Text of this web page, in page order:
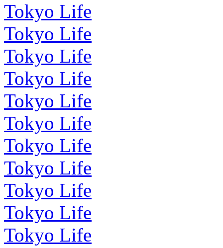
Tokyo Life
Tokyo Life
Tokyo Life
Tokyo Life
Tokyo Life
Tokyo Life
Tokyo Life
Tokyo Life
Tokyo Life
Tokyo Life
Tokyo Life